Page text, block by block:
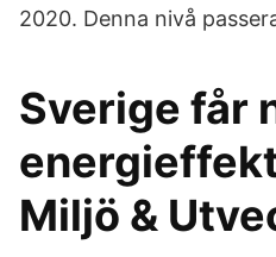
2020. Denna nivå
Sverige får
Miljö &